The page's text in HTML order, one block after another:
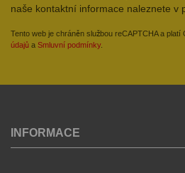
naše kontaktní informace naleznete v
Tento web je chráněn službou reCAPTCHA a platí
údajů a Smluvní podmínky.
INFORMACE